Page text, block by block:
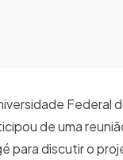
Federal
de uma
para discutir o